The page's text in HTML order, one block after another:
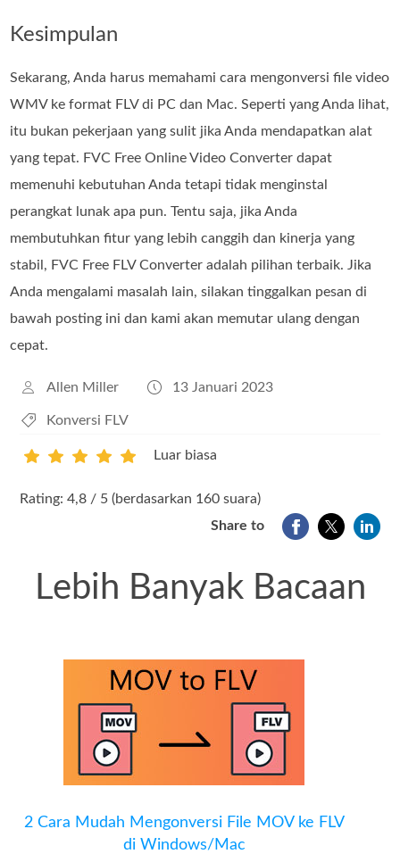
Kesimpulan
Sekarang, Anda harus memahami cara mengonversi file video
WMV ke format FLV di PC dan Mac. Seperti yang Anda lihat,
itu bukan pekerjaan yang sulit jika Anda mendapatkan alat
yang tepat. FVC Free Online Video Converter dapat
memenuhi kebutuhan Anda tetapi tidak menginstal
perangkat lunak apa pun. Tentu saja, jika Anda
membutuhkan fitur yang lebih canggih dan kinerja yang
stabil, FVC Free FLV Converter adalah pilihan terbaik. Jika
Anda mengalami masalah lain, silakan tinggalkan pesan di
bawah posting ini dan kami akan memutar ulang dengan
cepat.
Allen Miller 13 Januari 2023
Konversi FLV
Luar biasa
Rating: 4,8 / 5 (berdasarkan 160 suara)
Share to
Lebih Banyak Bacaan
2 Cara Mudah Mengonversi File MOV ke FLV
di Windows/Mac